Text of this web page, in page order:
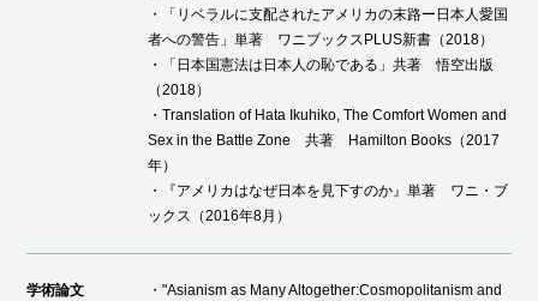
・「リベラルに支配されたアメリカの末路ー日本人愛国
者への警告」単著 ワニブックスPLUS新書（2018）
・「日本国憲法は日本人の恥である」共著 悟空出版
（2018）
・Translation of Hata Ikuhiko, The Comfort Women and
Sex in the Battle Zone 共著 Hamilton Books（2017
年）
・『アメリカはなぜ日本を見下すのか』単著 ワニ・ブ
ックス（2016年8月）
学術論文
・"Asianism as Many Altogether:Cosmopolitanism and